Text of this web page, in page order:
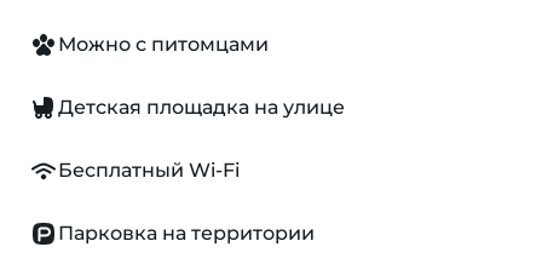
Можно с питомцами
Детская площадка на улице
Бесплатный Wi-Fi
Парковка на территории